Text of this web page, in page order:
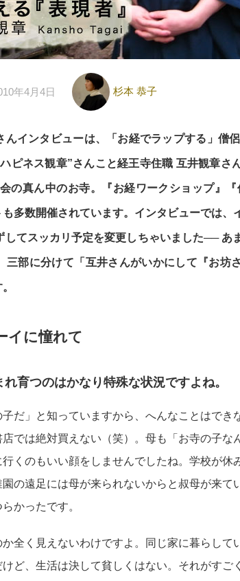
年4月4日 杉本 恭子
んインタビューは、「お経でラップする」僧
ピネス観章”さんこと経王寺住職 互井観章さ
の真ん中のお寺。『お経ワークショップ』
多数開催されています。インタビューでは、
てスッカリ予定を変更しちゃいました── あ
部に分けて「互井さんがいかにして『お坊
イに憧れて
育つのはかなり特殊な状況ですよね。
だ」と知っていますから、へんなことはでき
では絶対買えない（笑）。母も「お寺の子な
くのもいい顔をしませんでしたね。学校が休
の遠足には母が来られないからと叔母が来て
かったです。
全く見えないわけですよ。同じ家に暮らして
ど、生活は決して貧しくはない。それがすご